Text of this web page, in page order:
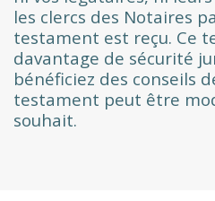
les clercs des Notaires
testament est reçu. Ce
davantage de sécurité
bénéficiez des conseils
testament peut être
souhait.